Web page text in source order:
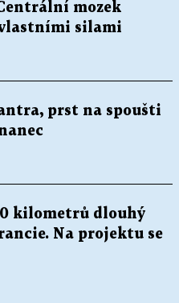
mozek
silami
prst na spoušti
kilometrů dlouhý
Na projektu se